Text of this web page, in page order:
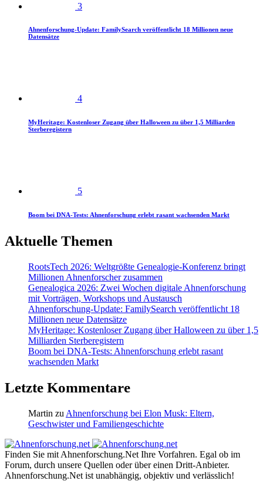
3
Ahnenforschung-Update: FamilySearch veröffentlicht 18 Millionen neue
Datensätze
4
MyHeritage: Kostenloser Zugang über Halloween zu über 1,5 Milliarden
Sterberegistern
5
Boom bei DNA-Tests: Ahnenforschung erlebt rasant wachsenden Markt
Aktuelle Themen
RootsTech 2026: Weltgrößte Genealogie-Konferenz bringt
Millionen Ahnenforscher zusammen
Genealogica 2026: Zwei Wochen digitale Ahnenforschung
mit Vorträgen, Workshops und Austausch
Ahnenforschung-Update: FamilySearch veröffentlicht 18
Millionen neue Datensätze
MyHeritage: Kostenloser Zugang über Halloween zu über 1,5
Milliarden Sterberegistern
Boom bei DNA-Tests: Ahnenforschung erlebt rasant
wachsenden Markt
Letzte Kommentare
Martin zu Ahnenforschung bei Elon Musk: Eltern,
Geschwister und Familiengeschichte
Finden Sie mit Ahnenforschung.Net Ihre Vorfahren. Egal ob im
Forum, durch unsere Quellen oder über einen Dritt-Anbieter.
Ahnenforschung.Net ist unabhängig, objektiv und verlässlich!